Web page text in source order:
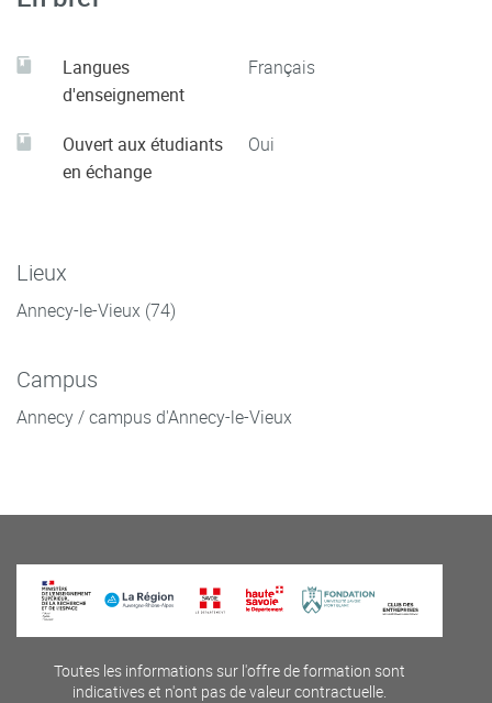
Langues
d'enseignement
Français
Ouvert aux étudiants
en échange
Oui
Lieux
Annecy-le-Vieux (74)
Campus
Annecy / campus d'Annecy-le-Vieux
Toutes les informations sur l'offre de formation sont
indicatives et n'ont pas de valeur contractuelle.